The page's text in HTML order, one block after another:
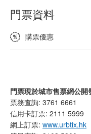
門票資料
購票優惠
門票現於城市售票網公開
票務查詢: 3761 6661
信用卡訂票: 2111 5999
網上訂票: www.urbtix.hk